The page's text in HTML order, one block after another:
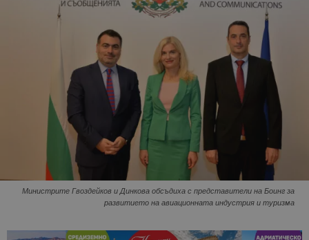
Министрите Гвоздейков и Динкова обсъдиха с представители на Боинг за
развитието на авиационната индустрия и туризма